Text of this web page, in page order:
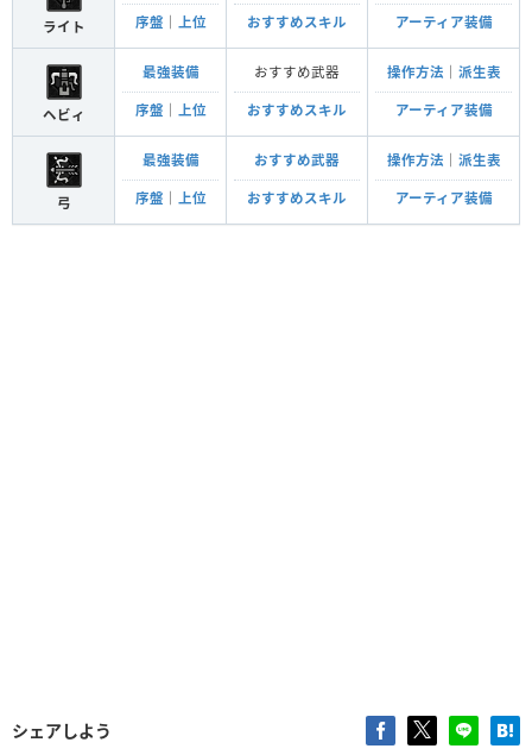
ライト 序盤 上位 おすすめスキル アーティア装備
ヘビィ
最強装備
序盤 上位
おすすめ武器
おすすめスキル
操作方法 派生表
アーティア装備
弓
最強装備
序盤 上位
おすすめ武器
おすすめスキル
操作方法 派生表
アーティア装備
シェアしよう